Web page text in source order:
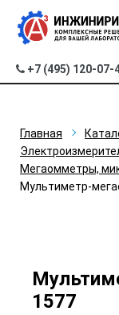
+7 (495) 120-07-
Главная
Мегаомметры,
Мультиметр-
1577